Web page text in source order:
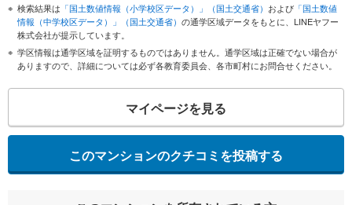
検索結果は 「国土数値情報（小学校区データ）」（国土交通省） および 「国土数値
情報（中学校区データ）」（国土交通省） の通学区域データをもとに、LINEヤフー
株式会社が提示しています。
学区情報は通学区域を証明するものではありません。通学区域は正確でない場合が
ありますので、詳細については必ず各教育委員会、各市町村にお問合せください。
マイページを見る
このマンションのクチコミを投稿する